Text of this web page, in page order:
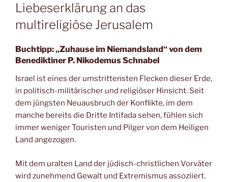
Liebeserklärung an das
multireligiöse Jerusalem
Buchtipp: „Zuhause im Niemandsland“ von dem
Benediktiner P. Nikodemus Schnabel
Israel ist eines der umstrittensten Flecken dieser Erde,
in politisch-militärischer und religiöser Hinsicht. Seit
dem jüngsten Neuausbruch der Konflikte, im dem
manche bereits die Dritte Intifada sehen, fühlen sich
immer weniger Touristen und Pilger von dem Heiligen
Land angezogen.
Mit dem uralten Land der jüdisch-christlichen Vorväter
wird zunehmend Gewalt und Extremismus assoziiert.